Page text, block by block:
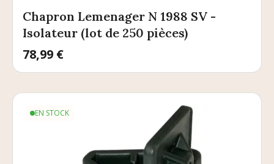
Chapron Lemenager N 1988 SV -
Isolateur (lot de 250 pièces)
Prix
78,99 €
EN STOCK